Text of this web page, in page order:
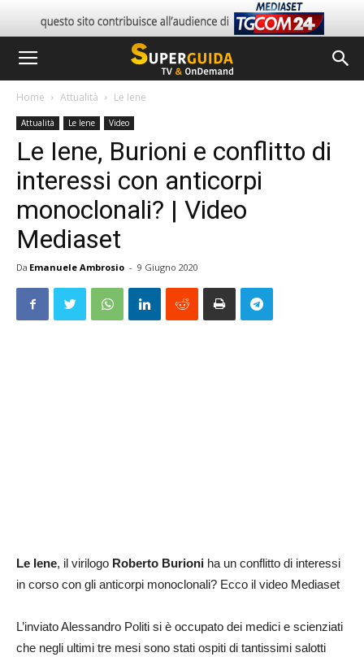
Home Attualità Le Iene
Attualità Le Iene Video
Le Iene, Burioni e conflitto di
interessi con anticorpi
monoclonali? | Video
Mediaset
Da Emanuele Ambrosio - 9 Giugno 2020
Le Iene, il virilogo Roberto Burioni ha un conflitto di interessi
in corso con gli anticorpi monoclonali? Ecco il video Mediaset
L’inviato Alessandro Politi si è occupato dei medici e scienziati
che negli ultimi tre mesi sono stati ospiti di tantissimi salotti